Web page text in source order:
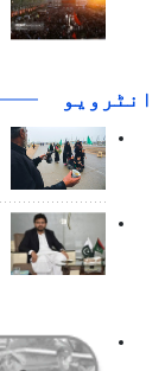
انٹرويو